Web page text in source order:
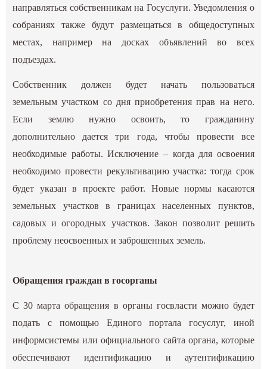
направляться собственникам на Госуслуги. Уведомления о
собраниях также будут размещаться в общедоступных
местах, например на досках объявлений во всех
подъездах.
Собственник должен будет начать пользоваться
земельным участком со дня приобретения прав на него.
Если землю нужно освоить, то гражданину
дополнительно дается три года, чтобы провести все
необходимые работы. Исключение – когда для освоения
необходимо провести рекультивацию участка: тогда срок
будет указан в проекте работ. Новые нормы касаются
земельных участков в границах населенных пунктов,
садовых и огородных участков. Закон позволит решить
проблему неосвоенных и заброшенных земель.
Обращения граждан в госорганы
С 30 марта обращения в органы госвласти можно будет
подать с помощью Единого портала госуслуг, иной
информсистемы или официального сайта органа, которые
обеспечивают идентификацию и аутентификацию